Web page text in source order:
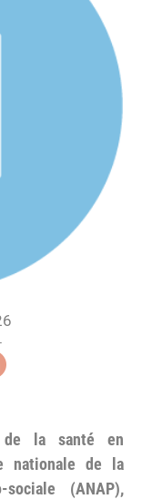
e-mail
sursursur
de la santé en
nationale de la
(ANAP),